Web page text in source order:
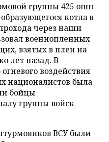
группы 425 ошп
котла в
через наши
военнопленных
взятых в плен на
лет назад. В
воздействия
националистов была
бойцы
группы войск
ВСУ были